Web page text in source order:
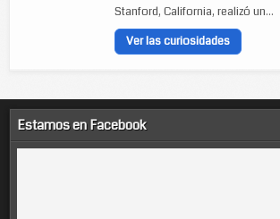
Stanford, California, realizó un...
Ver las curiosidades
Estamos en Facebook